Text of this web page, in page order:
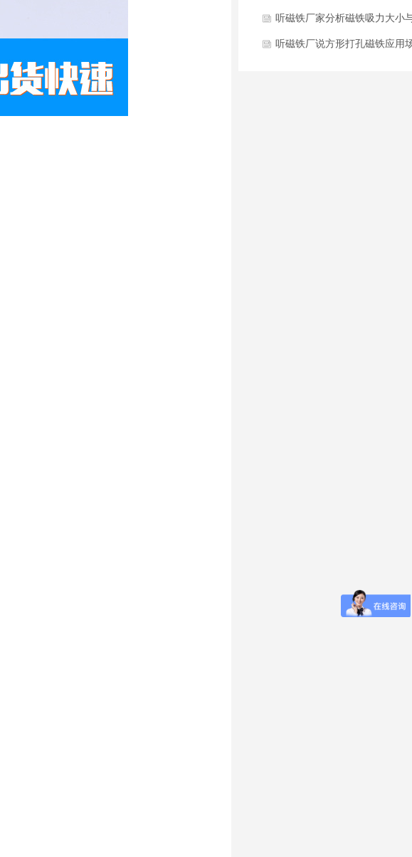
么？
听磁铁厂家分析磁铁吸力大小
些因素有关？
听磁铁厂说方形打孔磁铁应用